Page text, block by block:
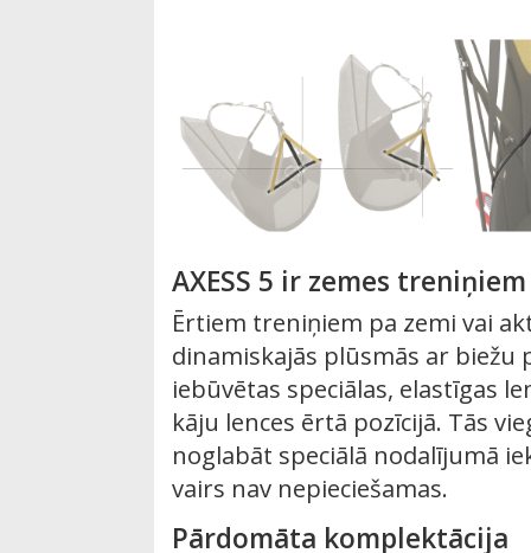
AXESS 5 ir zemes
Ērtiem treniņiem pa zemi vai
dinamiskajās plūsmās ar biežu
iebūvētas speciālas, elastīgas
kāju lences ērtā pozīcijā. Tās
noglabāt speciālā nodalījumā
vairs nav nepieciešamas.
Pārdomāta komplektācija